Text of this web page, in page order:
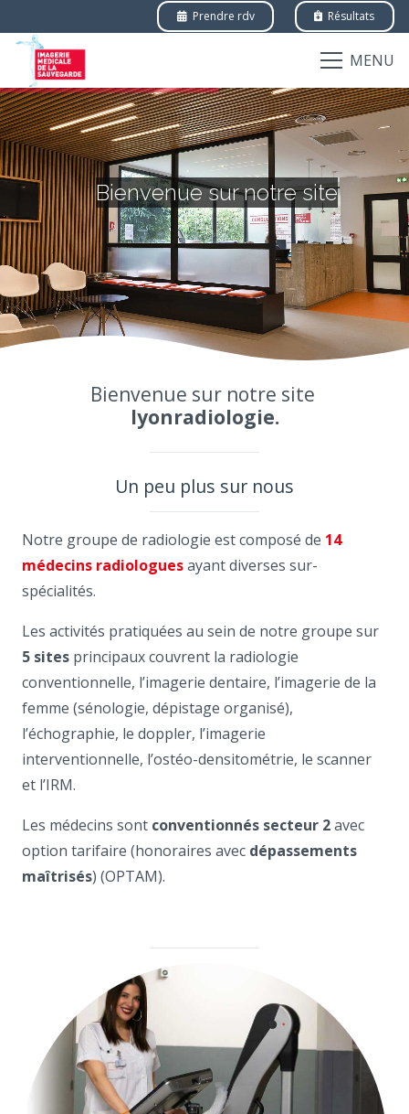
Prendre rdv Résultats
MENU
Bienvenue sur notre site
Bienvenue sur notre sitelyo
Notre groupe de radiologie est composé de
médecins radiologuesayant diverses sur-
spécialités.
5 sitesprincipaux couvrent la radiologie
conventionnelle, l’imagerie dentaire, l’imagerie de la
femme (sénologie, dépistage organisé),
l’échographie, le doppler, l’imagerie
interventionnelle, l’ostéo-densitométrie, le scanner
et l’IRM.
option tarifaire (honoraires avecdépassements
maîtrisés) (OPTAM).